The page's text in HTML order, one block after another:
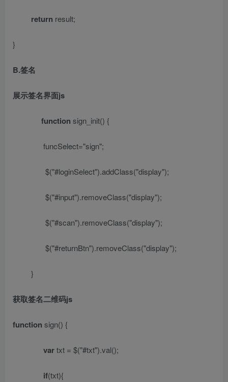
return result;
}
B.签名
展示签名界面js
function sign_init() {
funcSelect="sign";
$("#loginSelect").addClass("display");
$("#input").removeClass("display");
$("#scan").removeClass("display");
$("#returnBtn").removeClass("display");
}
获取签名二维码js
function sign() {
vartxt = $("#txt").val();
if(txt){